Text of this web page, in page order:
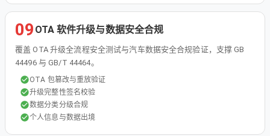
09 OTA 软件升级与数据安全合规
覆盖 OTA 升级全流程安全测试与汽车数据安全合规验证，支撑 GB
44496 与 GB/T 44464。
OTA 包篡改与重放验证
升级完整性签名校验
数据分类分级合规
个人信息与数据出境